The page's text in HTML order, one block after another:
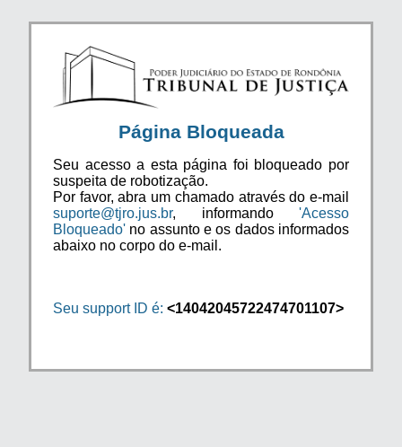
Página Bloqueada
Seu acesso a esta página foi bloqueado por
suspeita de robotização.
Por favor, abra um chamado através do e-mail
suporte@tjro.jus.br, informando 'Acesso
Bloqueado' no assunto e os dados informados
abaixo no corpo do e-mail.
Seu support ID é: <14042045722474701107>